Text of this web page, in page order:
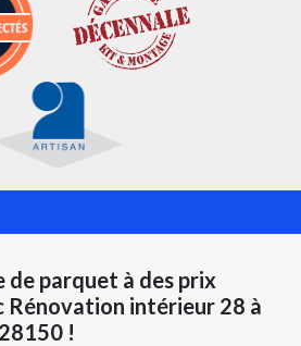
de parquet à des prix
Rénovation intérieur 28 à
!